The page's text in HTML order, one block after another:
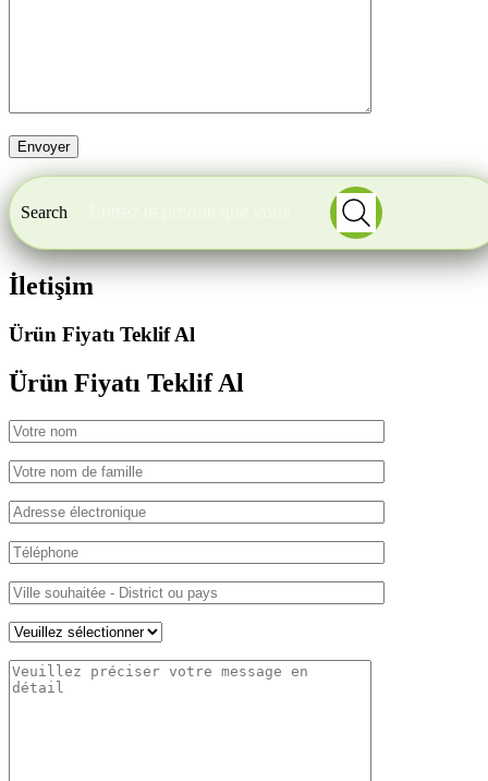
Search
İletişim
Ürün Fiyatı Teklif Al
Ürün Fiyatı Teklif Al